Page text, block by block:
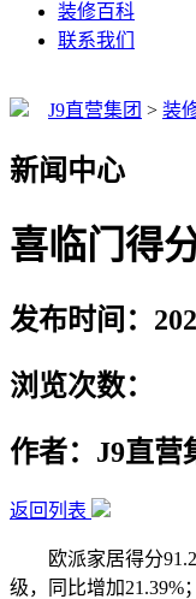
装修百科
联系我们
J9直营集团 > 装
新闻中心
喜临门得
发布时间：
浏览次数：
作者：J9直营
返回列表
欧派家居得分
级，同比增加21.39%